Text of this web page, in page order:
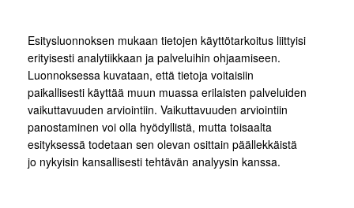
Esitysluonnoksen mukaan tietojen käyttötarkoitus liittyisi
erityisesti analytiikkaan ja palveluihin ohjaamiseen.
Luonnoksessa kuvataan, että tietoja voitaisiin
paikallisesti käyttää muun muassa erilaisten palveluiden
vaikuttavuuden arviointiin. Vaikuttavuuden arviointiin
panostaminen voi olla hyödyllistä, mutta toisaalta
esityksessä todetaan sen olevan osittain päällekkäistä
jo nykyisin kansallisesti tehtävän analyysin kanssa.